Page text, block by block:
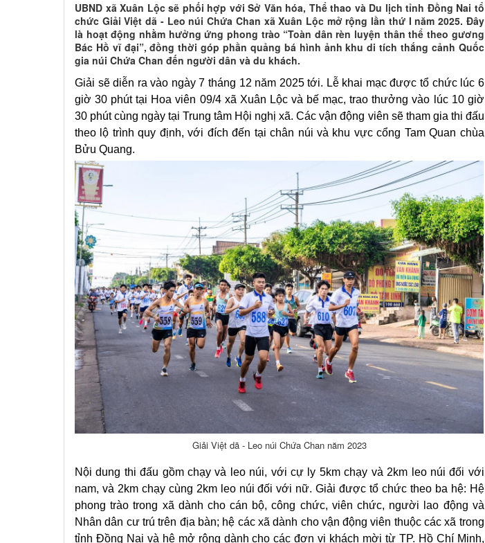
UBND xã Xuân Lộc sẽ phối hợp với Sở Văn hóa, Thể thao và Du lịch tỉnh Đồng Nai tổ
chức Giải Việt dã - Leo núi Chứa Chan xã Xuân Lộc mở rộng lần thứ I năm 2025. Đây
là hoạt động nhằm hưởng ứng phong trào “Toàn dân rèn luyện thân thể theo gương
Bác Hồ vĩ đại”, đồng thời góp phần quảng bá hình ảnh khu di tích thắng cảnh Quốc
gia núi Chứa Chan đến người dân và du khách.
Giải sẽ diễn ra vào ngày 7 tháng 12 năm 2025 tới. Lễ khai mạc được tổ chức lúc 6
giờ 30 phút tại Hoa viên 09/4 xã Xuân Lộc và bế mạc, trao thưởng vào lúc 10 giờ
30 phút cùng ngày tại Trung tâm Hội nghị xã. Các vận động viên sẽ tham gia thi đấu
theo lộ trình quy định, với đích đến tại chân núi và khu vực cổng Tam Quan chùa
Bửu Quang.
Giải Việt dã - Leo núi Chứa Chan năm 2023
Nội dung thi đấu gồm chạy và leo núi, với cự ly 5km chạy và 2km leo núi đối với
nam, và 2km chạy cùng 2km leo núi đối với nữ. Giải được tổ chức theo ba hệ: Hệ
phong trào trong xã dành cho cán bộ, công chức, viên chức, người lao động và
Nhân dân cư trú trên địa bàn; hệ các xã dành cho vận động viên thuộc các xã trong
tỉnh Đồng Nai và hệ mở rộng dành cho các đơn vị khách mời từ TP. Hồ Chí Minh,